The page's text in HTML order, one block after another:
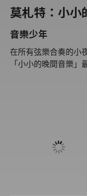
那一
莫札特：小小
音樂少年
在所有弦樂合奏的小
「小小的晚間音樂」